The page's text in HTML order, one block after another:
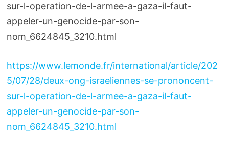
sur-l-operation-de-l-armee-a-gaza-il-faut-
appeler-un-genocide-par-son-
nom_6624845_3210.html
https://www.lemonde.fr/international/article/202
5/07/28/deux-ong-israeliennes-se-prononcent-
sur-l-operation-de-l-armee-a-gaza-il-faut-
appeler-un-genocide-par-son-
nom_6624845_3210.html